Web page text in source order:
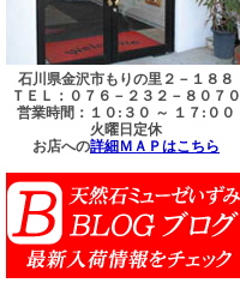
石川県金沢市もりの里２－１８８
ＴＥＬ：０７６－２３２－８０７０
営業時間：１０:３０ ～ １７:００
火曜日定休
お店への詳細ＭＡＰはこちら